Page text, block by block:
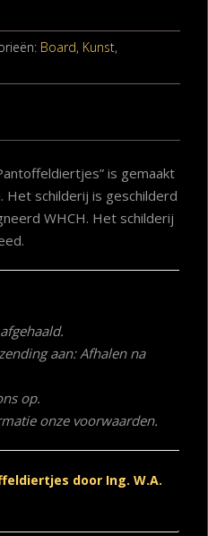
Board, Kunst,
is gemaakt
Het schilderij is geschilderd
WHCH. Het schilderij
aan: Afhalen na
op.
onze voorwaarden.
door Ing. W.A.